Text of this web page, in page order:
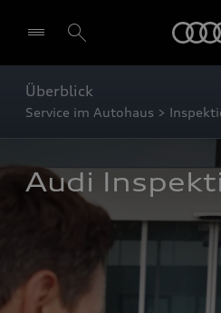
Überblick
Service im Autohaus >
Audi